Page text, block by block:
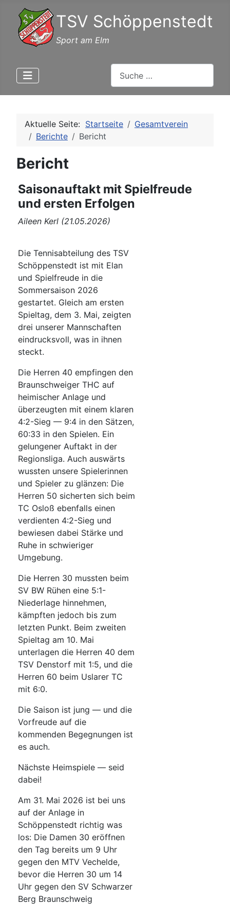
TSV Schöppenstedt
Sport am Elm
Aktuelle Seite: Startseite
Gesamtverein
Berichte
Bericht
Bericht
Saisonauftakt mit Spielfreude
und ersten Erfolgen
Aileen Kerl (21.05.2026)
Die Tennisabteilung des TSV
Schöppenstedt ist mit Elan
und Spielfreude in die
Sommersaison 2026
gestartet. Gleich am ersten
Spieltag, dem 3. Mai, zeigten
drei unserer Mannschaften
eindrucksvoll, was in ihnen
steckt.
Die Herren 40 empfingen den
Braunschweiger THC auf
heimischer Anlage und
überzeugten mit einem klaren
4:2-Sieg — 9:4 in den Sätzen,
60:33 in den Spielen. Ein
gelungener Auftakt in der
Regionsliga. Auch auswärts
wussten unsere Spielerinnen
und Spieler zu glänzen: Die
Herren 50 sicherten sich beim
TC Osloß ebenfalls einen
verdienten 4:2-Sieg und
bewiesen dabei Stärke und
Ruhe in schwieriger
Umgebung.
Die Herren 30 mussten beim
SV BW Rühen eine 5:1-
Niederlage hinnehmen,
kämpften jedoch bis zum
letzten Punkt. Beim zweiten
Spieltag am 10. Mai
unterlagen die Herren 40 dem
TSV Denstorf mit 1:5, und die
Herren 60 beim Uslarer TC
mit 6:0.
Die Saison ist jung — und die
Vorfreude auf die
kommenden Begegnungen ist
es auch.
Nächste Heimspiele — seid
dabei!
Am 31. Mai 2026 ist bei uns
auf der Anlage in
Schöppenstedt richtig was
los: Die Damen 30 eröffnen
den Tag bereits um 9 Uhr
gegen den MTV Vechelde,
bevor die Herren 30 um 14
Uhr gegen den SV Schwarzer
Berg Braunschweig